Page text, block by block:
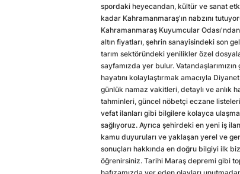
spordaki heyecandan, kültür ve sanat
kadar Kahramanmaraş'ın nabzını
Kahramanmaraş Kuyumcular Odası'ndan
altın fiyatları, şehrin sanayisindeki son
tarım sektöründeki yenilikler özel
sayfamızda yer bulur. Vatandaşlarımızın
hayatını kolaylaştırmak amacıyla
günlük namaz vakitleri, detaylı ve anlık
tahminleri, güncel nöbetçi eczane
vefat ilanları gibi bilgilere kolayca
sağlıyoruz. Ayrıca şehirdeki en yeni iş
kamu duyuruları ve yaklaşan yerel ve
sonuçları hakkında en doğru bilgiyi ilk
öğrenirsiniz. Tarihi Maraş depremi gibi